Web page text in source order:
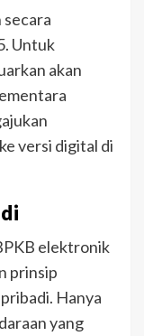
Untuk
akan
versi digital di
elektronik
prinsip
Hanya
yang